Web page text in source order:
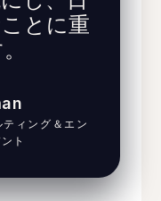
とに重
ィング＆エン
ト